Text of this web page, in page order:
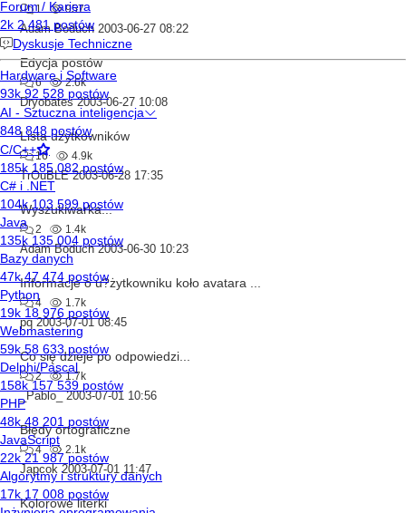
1 957
Adam Boduch 2003-06-27 08:22
Edycja postów
6 2.6k
Dryobates 2003-06-27 10:08
Lista użytkowników
16 4.9k
TrOuBLE 2003-06-28 17:35
Wyszukiwarka...
2 1.4k
Adam Boduch 2003-06-30 10:23
Informacje o u?żytkowniku koło avatara ...
4 1.7k
pq 2003-07-01 08:45
Co się dzieje po odpowiedzi...
2 1.7k
_Pablo_ 2003-07-01 10:56
Błędy ortograficzne
4 2.1k
Japcok 2003-07-01 11:47
Kolorowe literki